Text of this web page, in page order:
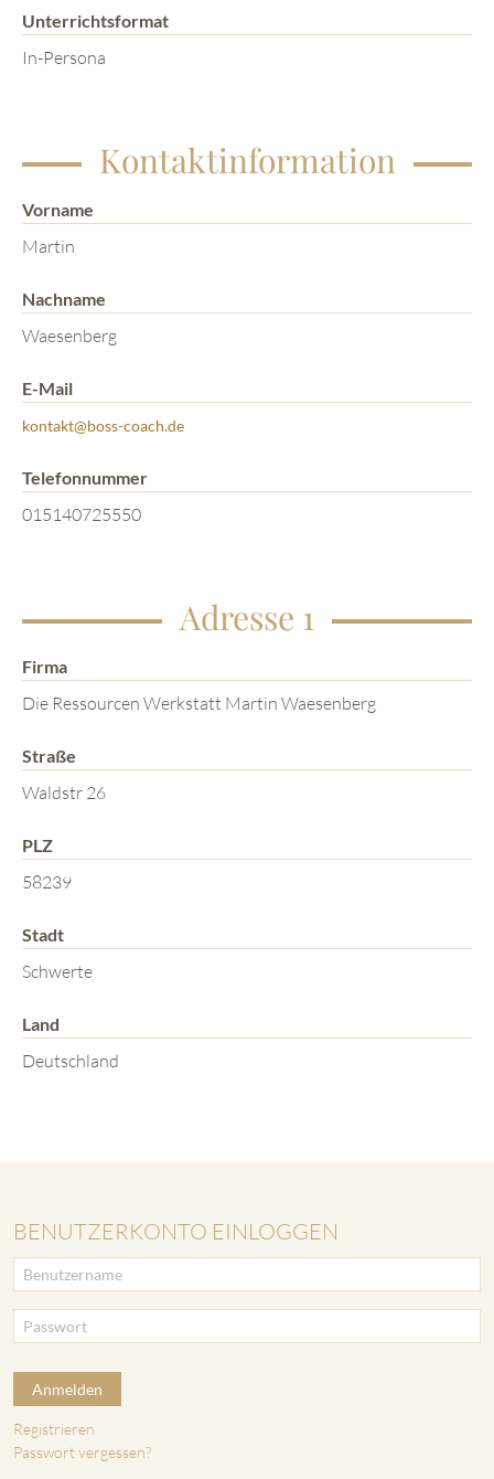
Unterrichtsformat
In-Persona
Kontaktinformation
Vorname
Martin
Nachname
Waesenberg
E-Mail
kontakt@boss-coach.de
Telefonnummer
015140725550
Adresse 1
Firma
Die Ressourcen Werkstatt Martin Waesenberg
Straße
Waldstr 26
PLZ
58239
Stadt
Schwerte
Land
Deutschland
BENUTZERKONTO EINLOGGEN
Anmelden
Registrieren
Passwort vergessen?